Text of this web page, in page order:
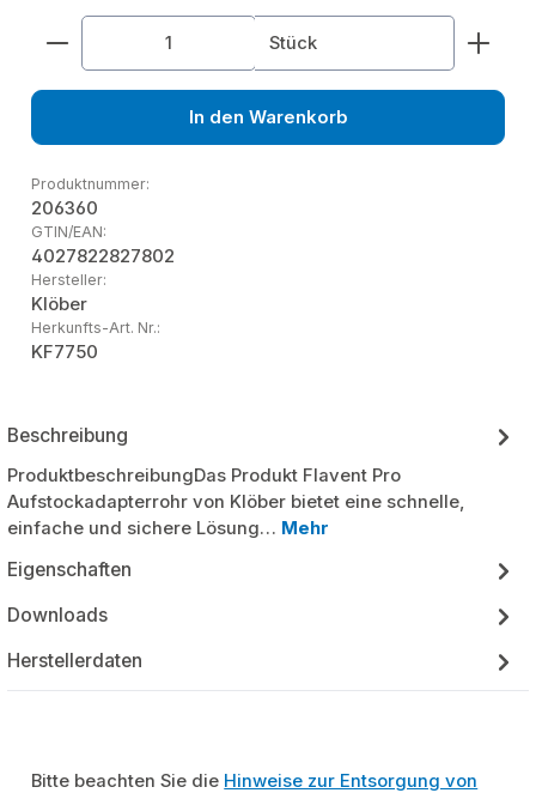
Produkt Anzahl: Gib den gewünschten Wert
Stück
In den Warenkorb
Produktnummer:
206360
GTIN/EAN:
4027822827802
Hersteller:
Klöber
Herkunfts-Art. Nr.:
KF7750
Beschreibung
ProduktbeschreibungDas Produkt Flavent Pro
Aufstockadapterrohr von Klöber bietet eine schnelle,
einfache und sichere Lösung… Mehr
Eigenschaften
Downloads
Herstellerdaten
Bitte beachten Sie die Hinweise zur Entsorgung von